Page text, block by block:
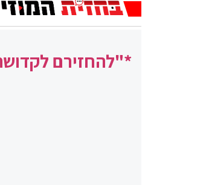
*"להחזירם